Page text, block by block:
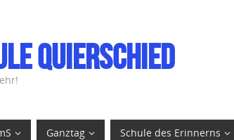
Quierschied
Ganztag Schule des Erinnerns